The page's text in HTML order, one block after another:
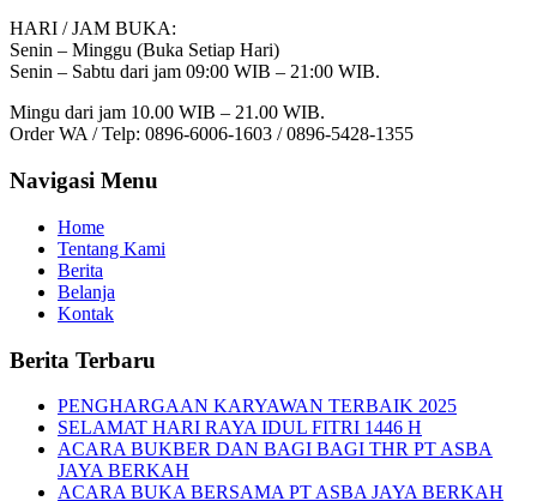
HARI / JAM BUKA:
Senin – Minggu (Buka Setiap Hari)
Senin – Sabtu dari jam 09:00 WIB – 21:00 WIB.
Mingu dari jam 10.00 WIB – 21.00 WIB.
Order WA / Telp: 0896-6006-1603 / 0896-5428-1355
Navigasi Menu
Home
Tentang Kami
Berita
Belanja
Kontak
Berita Terbaru
PENGHARGAAN KARYAWAN TERBAIK 2025
SELAMAT HARI RAYA IDUL FITRI 1446 H
ACARA BUKBER DAN BAGI BAGI THR PT ASBA
JAYA BERKAH
ACARA BUKA BERSAMA PT ASBA JAYA BERKAH